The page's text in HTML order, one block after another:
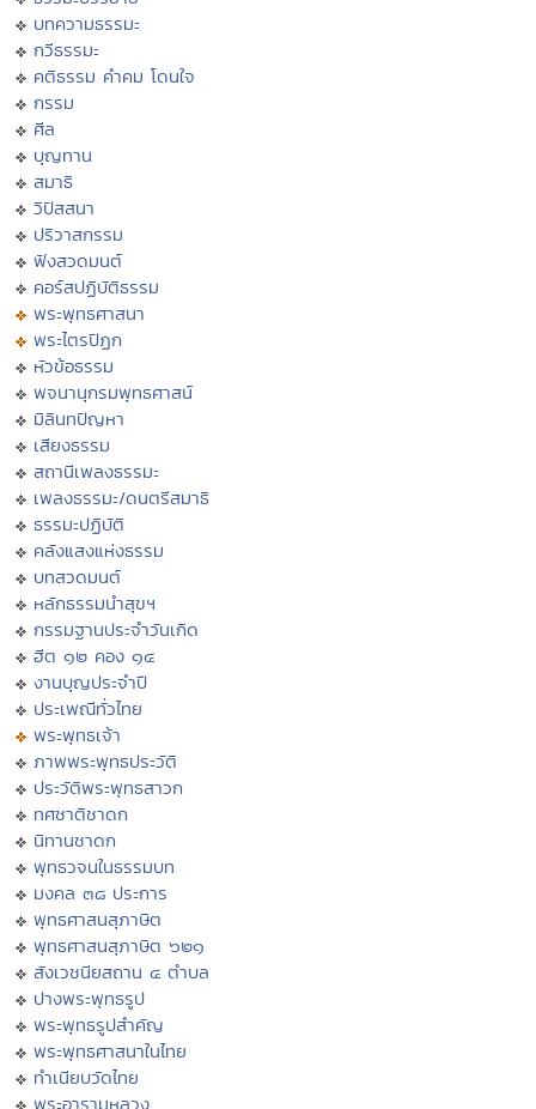
บทความธรรมะ
กวีธรรมะ
คติธรรม คำคม โดนใจ
กรรม
ศีล
บุญทาน
สมาธิ
วิปัสสนา
ปริวาสกรรม
ฟังสวดมนต์
คอร์สปฏิบัติธรรม
พระพุทธศาสนา
พระไตรปิฏก
หัวข้อธรรม
พจนานุกรมพุทธศาสน์
มิลินทปัญหา
เสียงธรรม
สถานีเพลงธรรมะ
เพลงธรรมะ/ดนตรีสมาธิ
ธรรมะปฏิบัติ
คลังแสงแห่งธรรม
บทสวดมนต์
หลักธรรมนำสุขฯ
กรรมฐานประจำวันเกิด
ฮีต ๑๒ คอง ๑๔
งานบุญประจำปี
ประเพณีทั่วไทย
พระพุทธเจ้า
ภาพพระพุทธประวัติ
ประวัติพระพุทธสาวก
ทศชาติชาดก
นิทานชาดก
พุทธวจนในธรรมบท
มงคล ๓๘ ประการ
พุทธศาสนสุภาษิต
พุทธศาสนสุภาษิต ๖๒๑
สังเวชนียสถาน ๔ ตำบล
ปางพระพุทธรูป
พระพุทธรูปสำคัญ
พระพุทธศาสนาในไทย
ทำเนียบวัดไทย
พระอารามหลวง